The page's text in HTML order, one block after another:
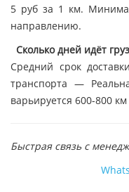
5 руб за 1 км.
направлению.
Сколько дней идёт
Средний срок
транспорта —
варьируется 600-800 км
Быстрая связь с